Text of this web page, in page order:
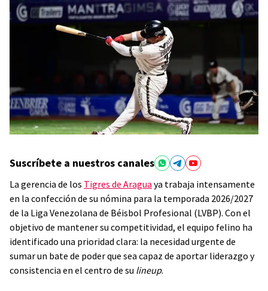
Suscríbete a nuestros canales
La gerencia de los Tigres de Aragua ya trabaja intensamente
en la confección de su nómina para la temporada 2026/2027
de la Liga Venezolana de Béisbol Profesional (LVBP). Con el
objetivo de mantener su competitividad, el equipo felino ha
identificado una prioridad clara: la necesidad urgente de
sumar un bate de poder que sea capaz de aportar liderazgo y
consistencia en el centro de su lineup.